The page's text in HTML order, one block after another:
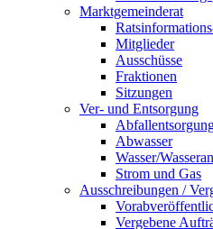
Marktgemeinderat
Mitglieder
Ausschüsse
Fraktionen
Sitzungen
Ver- und Entsorgung
Abwasser
Wasser/
Strom und Gas
Ausschreibungen /
Vergebene